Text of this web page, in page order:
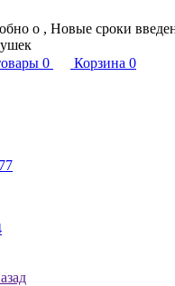
о , Новые сроки
0 Корзина 0